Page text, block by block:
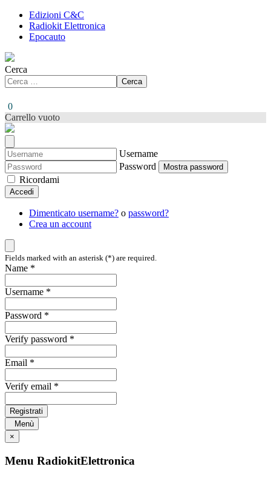
Edizioni C&C
Radiokit Elettronica
Epocauto
Cerca
Cerca
0
Carrello vuoto
Username
Password
Mostra password
Ricordami
Accedi
Dimenticato username? o password?
Crea un account
Fields marked with an asterisk (*) are required.
Name *
Username *
Password *
Verify password *
Email *
Verify email *
Registrati
Menù
×
Menu RadiokitElettronica